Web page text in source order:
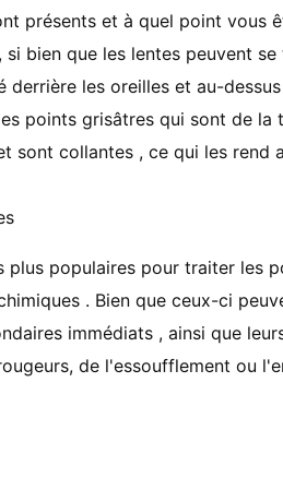
présents et à quel point
si bien que les lentes peuvent
derrière les oreilles et au-
points grisâtres qui sont de
sont collantes , ce qui les rend
plus populaires pour traiter les
. Bien que ceux-ci
immédiats , ainsi que
de l'essoufflement ou